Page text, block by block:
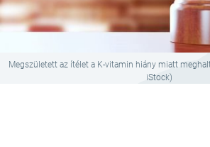
Megszületett az ítélet a K-vitamin hiány miatt
iStock)